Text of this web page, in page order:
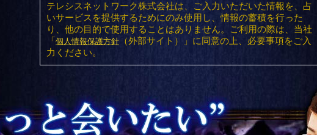
テレシスネットワーク株式会社は、ご入力いただいた情報を、占
いサービスを提供するためにのみ使用し、情報の蓄積を行った
り、他の目的で使用することはありません。ご利用の際は、当社
「個人情報保護方針 （外部サイト）」に同意の上、必要事項をご入
力ください。
する理由